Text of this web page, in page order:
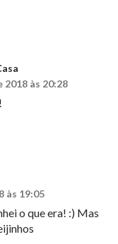
2018 às 20:28
às 19:05
o que era! :) Mas